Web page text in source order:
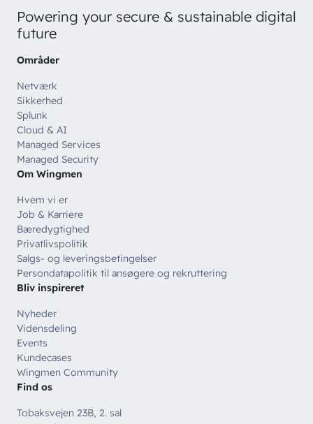
Powering your secure & sustainable digital
future
Områder
Netværk
Sikkerhed
Splunk
Cloud & AI
Managed Services
Managed Security
Om Wingmen
Hvem vi er
Job & Karriere
Bæredygtighed
Privatlivspolitik
Salgs- og leveringsbetingelser
Persondatapolitik til ansøgere og rekruttering
Bliv inspireret
Nyheder
Vidensdeling
Events
Kundecases
Wingmen Community
Find os
Tobaksvejen 23B, 2. sal